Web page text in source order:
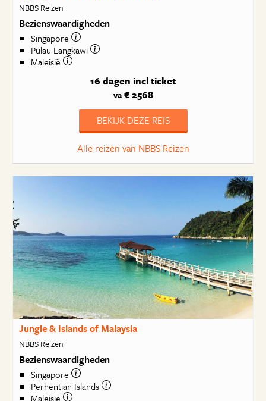
NBBS Reizen
Bezienswaardigheden
Singapore
Pulau Langkawi
Maleisië
16 dagen incl ticket
va€ 2568
BEKIJK DEZE REIS
Alle reizen van NBBS Reizen
Jungle & Islands of Malaysia
NBBS Reizen
Bezienswaardigheden
Singapore
Perhentian Islands
Maleisië